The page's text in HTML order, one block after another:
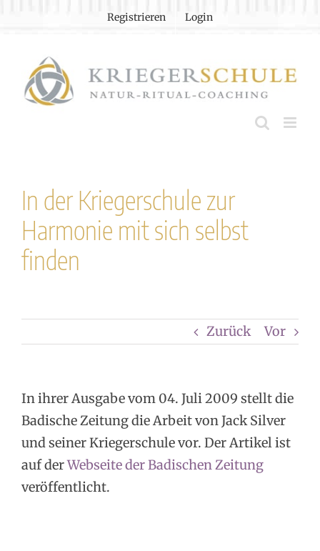
springen
Registrieren Login
In der Kriegerschule zur
Harmonie mit sich selbst
finden
Zurück Vor
In ihrer Ausgabe vom 04. Juli 2009 stellt die
Badische Zeitung die Arbeit von Jack Silver
und seiner Kriegerschule vor. Der Artikel ist
auf derWebseite der Badischen Zeitung
veröffentlicht.